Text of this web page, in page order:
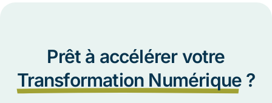
Prêt à accélérer votre
Transformation Numérique ?